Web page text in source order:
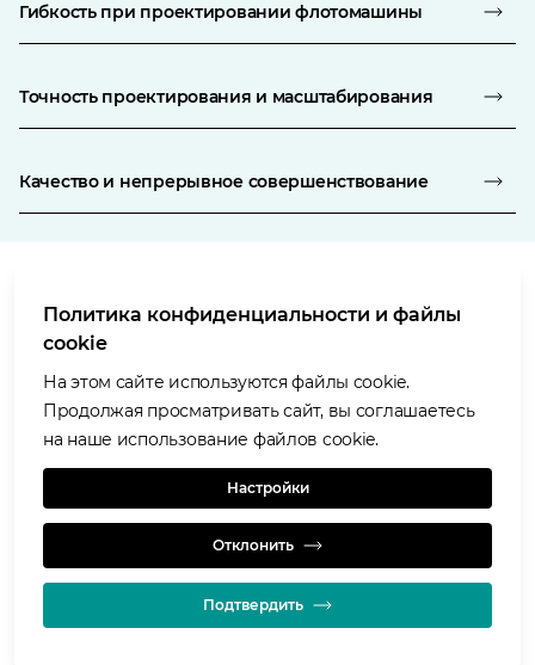
Гибкость при проектировании флотомашины
Точность проектирования и масштабирования
Качество и непрерывное совершенствование
Условия использования
Политика в отношении защиты персональных данных
Политика в отношении файлов «cookie»
Доступность
Политика конфиденциальности и файлы
cookie
На этом сайте используются файлы cookie.
Продолжая просматривать сайт, вы соглашаетесь
на наше использование файлов cookie.
Настройки
Отклонить
Подтвердить